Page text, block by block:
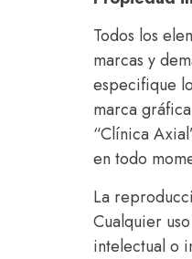
Todos los
marcas y
especifique
marca
“Clínica
en todo
La
Cualquier
intelectual o